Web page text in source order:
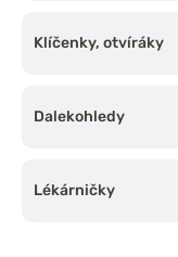
Klíčenky, otvíráky
Dalekohledy
Lékárničky